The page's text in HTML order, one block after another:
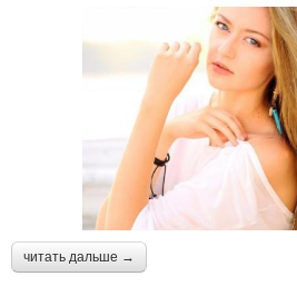
читать дальше →